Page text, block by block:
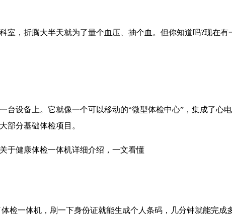
，折腾大半天就为了量个血压、抽个血。但你知道吗?现在有
设备上。它就像一个可以移动的“微型体检中心”，集成了心
部分基础体检项目。
检一体机，刷一下身份证就能生成个人条码，几分钟就能完